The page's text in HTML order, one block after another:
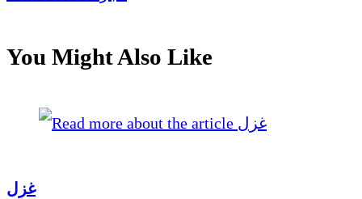
You Might Also Like
غزل